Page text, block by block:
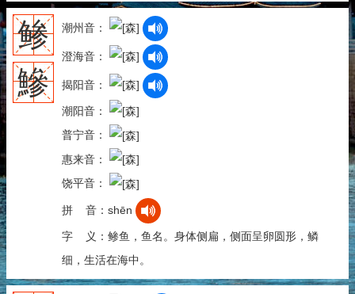
鲹
鰺
潮州音：
澄海音：
揭阳音：
潮阳音：
普宁音：
惠来音：
饶平音：
拼 音：shēn
字 义：鲹鱼，鱼名。身体侧扁，侧面呈卵圆形，鳞
细，生活在海中。